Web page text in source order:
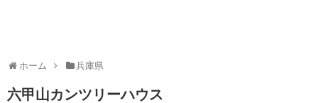
ホーム 兵庫県
六甲山カンツリーハウス